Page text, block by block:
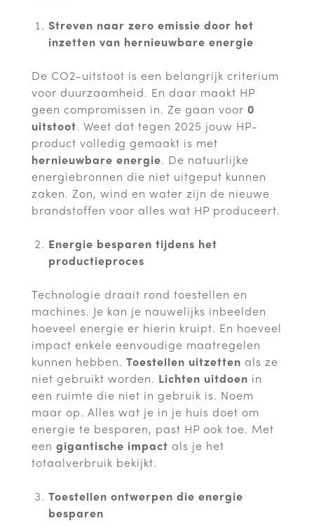
Streven naar zero emissie door het
inzetten van hernieuwbare energie
De CO2-uitstoot is een belangrijk criterium
voor duurzaamheid. En daar maakt HP
geen compromissen in. Ze gaan voor 0
uitstoot. Weet dat tegen 2025 jouw HP-
product volledig gemaakt is met
hernieuwbare energie. De natuurlijke
energiebronnen die niet uitgeput kunnen
zaken. Zon, wind en water zijn de nieuwe
brandstoffen voor alles wat HP produceert.
Energie besparen tijdens het
productieproces
Technologie draait rond toestellen en
machines. Je kan je nauwelijks inbeelden
hoeveel energie er hierin kruipt. En hoeveel
impact enkele eenvoudige maatregelen
kunnen hebben. Toestellen uitzetten als ze
niet gebruikt worden. Lichten uitdoen in
een ruimte die niet in gebruik is. Noem
maar op. Alles wat je in je huis doet om
energie te besparen, past HP ook toe. Met
een gigantische impact als je het
totaalverbruik bekijkt.
Toestellen ontwerpen die energie
besparen